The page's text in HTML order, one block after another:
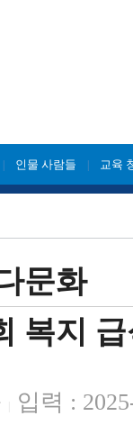
인물 사람들 교육
문화
복지
입력 :